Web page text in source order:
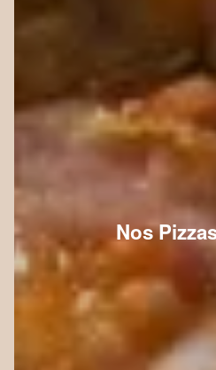
Nos